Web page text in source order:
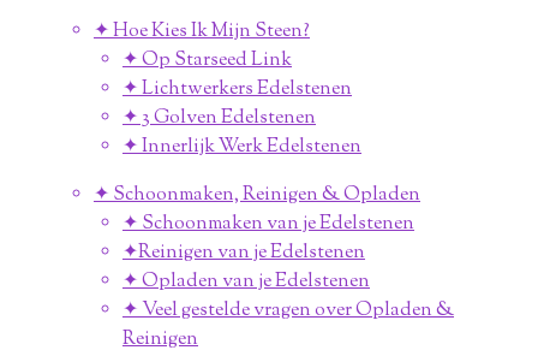
✦ Hoe Kies Ik Mijn Steen?
✦ Op Starseed Link
✦ Lichtwerkers Edelstenen
✦ 3 Golven Edelstenen
✦ Innerlijk Werk Edelstenen
✦ Schoonmaken, Reinigen & Opladen
✦ Schoonmaken van je Edelstenen
✦Reinigen van je Edelstenen
✦ Opladen van je Edelstenen
✦ Veel gestelde vragen over Opladen &
Reinigen